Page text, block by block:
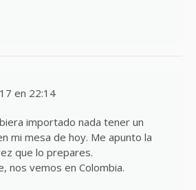
en 22:14
importado nada tener un
mi mesa de hoy. Me apunto la
que lo prepares.
nos vemos en Colombia.